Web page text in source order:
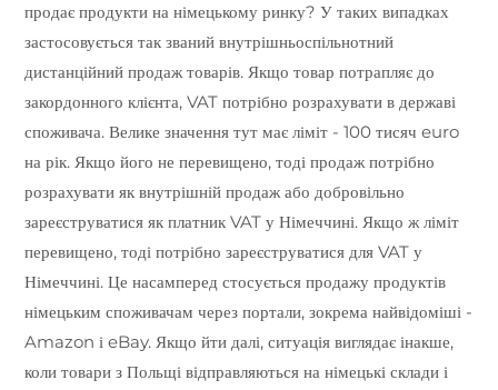
продає продукти на німецькому ринку? У таких випадках
застосовується так званий внутрішньоспільнотний
дистанційний продаж товарів. Якщо товар потрапляє до
закордонного клієнта, VAT потрібно розрахувати в державі
споживача. Велике значення тут має ліміт - 100 тисяч euro
на рік. Якщо його не перевищено, тоді продаж потрібно
розрахувати як внутрішній продаж або добровільно
зареєструватися як платник VAT у Німеччині. Якщо ж ліміт
перевищено, тоді потрібно зареєструватися для VAT у
Німеччині. Це насамперед стосується продажу продуктів
німецьким споживачам через портали, зокрема найвідоміші -
Amazon і eBay. Якщо йти далі, ситуація виглядає інакше,
коли товари з Польщі відправляються на німецькі склади і